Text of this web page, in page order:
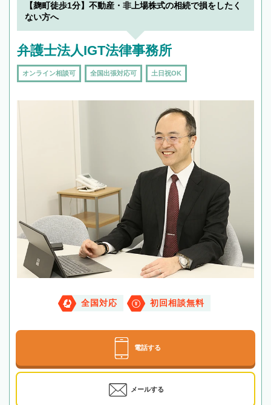
【麹町徒歩1分】不動産・非上場株式の相続で損をしたく
ない方へ
弁護士法人IGT法律事務所
オンライン相談可 全国出張対応可 土日祝OK
全国対応 初回相談無料
電話する
メールする